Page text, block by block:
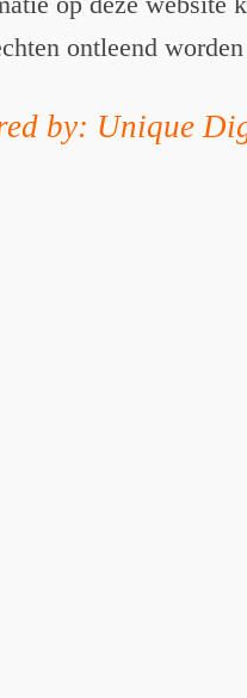
ontleend worden
by: Unique